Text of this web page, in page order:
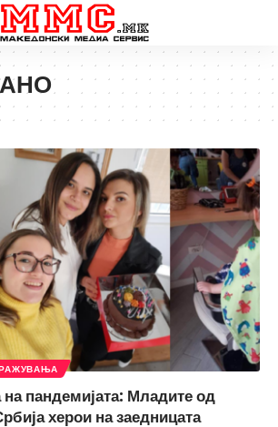
на пандемијата: Младите од
херои на заедницата